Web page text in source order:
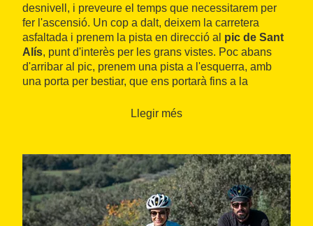
desnivell, i preveure el temps que necessitarem per
fer l'ascensió. Un cop a dalt, deixem la carretera
asfaltada i prenem la pista en direcció al pic de Sant
Alís, punt d'interès per les grans vistes. Poc abans
d'arribar al pic, prenem una pista a l'esquerra, amb
una porta per bestiar, que ens portarà fins a la
aquest tram, ja que degut al pendent i la longitud, els
aprofitar per gaudir de les magnífiques vistes.
Convé tenir especial atenció a la quantitat d'aigua que
portem i reomplir els bidons a la mínima oportunitat, ja
que a partir de Sant Esteve de la Sarga moltes
poblacions estan deshabitades i circulem per zones
Llegir més